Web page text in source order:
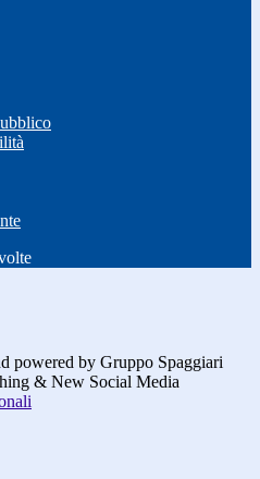
powered by Gruppo Spaggiari
& New Social Media